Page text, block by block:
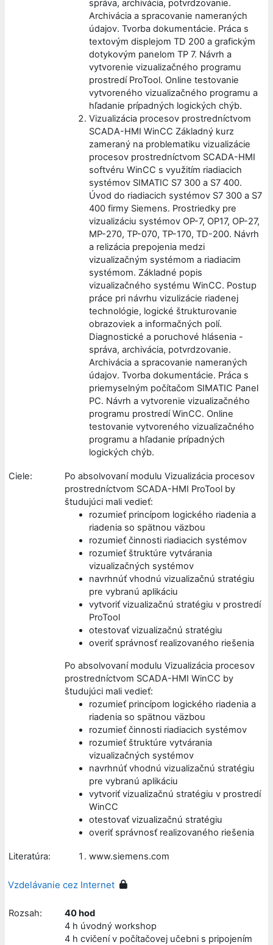
správa, archivácia, potvrdzovanie.
Archivácia a spracovanie nameraných
údajov. Tvorba dokumentácie. Práca s
textovým displejom TD 200 a grafickým
dotykovým panelom TP 7. Návrh a
vytvorenie vizualizačného programu
prostredí ProTool. Online testovanie
vytvoreného vizualizačného programu a
hľadanie prípadných logických chýb.
Vizualizácia procesov prostredníctvom
SCADA-HMI WinCC Základný kurz
zameraný na problematiku vizualizácie
procesov prostredníctvom SCADA-HMI
softvéru WinCC s využitím riadiacich
systémov SIMATIC S7 300 a S7 400.
Úvod do riadiacich systémov S7 300 a S7
400 firmy Siemens. Prostriedky pre
vizualizáciu systémov OP-7, OP17, OP-27,
MP-270, TP-070, TP-170, TD-200. Návrh
a relizácia prepojenia medzi
vizualizačným systémom a riadiacim
systémom. Základné popis
vizualizačného systému WinCC. Postup
práce pri návrhu vizulizácie riadenej
technológie, logické štrukturovanie
obrazoviek a informačných polí.
Diagnostické a poruchové hlásenia -
správa, archivácia, potvrdzovanie.
Archivácia a spracovanie nameraných
údajov. Tvorba dokumentácie. Práca s
priemyselným počítačom SIMATIC Panel
PC. Návrh a vytvorenie vizualizačného
programu prostredí WinCC. Online
testovanie vytvoreného vizualizačného
programu a hľadanie prípadných
logických chýb.
Ciele:
Po absolvovaní modulu Vizualizácia procesov
prostredníctvom SCADA-HMI ProTool by
študujúci mali vedieť:
rozumieť princípom logického riadenia a
riadenia so spätnou väzbou
rozumieť činnosti riadiacich systémov
rozumieť štruktúre vytvárania
vizualizačných systémov
navrhnúť vhodnú vizualizačnú stratégiu
pre vybranú aplikáciu
vytvoriť vizualizačnú stratégiu v prostredí
ProTool
otestovať vizualizačnú stratégiu
overiť správnosť realizovaného riešenia
Po absolvovaní modulu Vizualizácia procesov
prostredníctvom SCADA-HMI WinCC by
študujúci mali vedieť:
rozumieť princípom logického riadenia a
riadenia so spätnou väzbou
rozumieť činnosti riadiacich systémov
rozumieť štruktúre vytvárania
vizualizačných systémov
navrhnúť vhodnú vizualizačnú stratégiu
pre vybranú aplikáciu
vytvoriť vizualizačnú stratégiu v prostredí
WinCC
otestovať vizualizačnú stratégiu
overiť správnosť realizovaného riešenia
Literatúra: www.siemens.com
Vzdelávanie cez Internet
Rozsah:
40 hod
4 h úvodný workshop
4 h cvičení v počítačovej učebni s pripojením